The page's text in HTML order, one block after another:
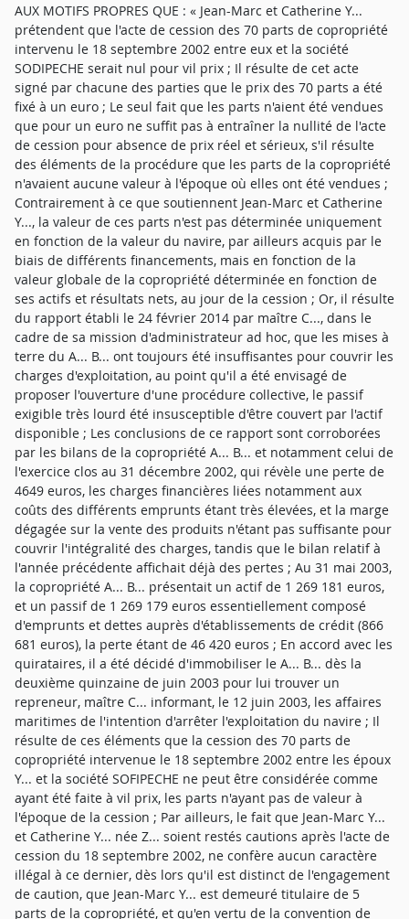
AUX MOTIFS PROPRES QUE : « Jean-Marc et Catherine Y...
prétendent que l'acte de cession des 70 parts de copropriété
intervenu le 18 septembre 2002 entre eux et la société
SODIPECHE serait nul pour vil prix ; Il résulte de cet acte
signé par chacune des parties que le prix des 70 parts a été
fixé à un euro ; Le seul fait que les parts n'aient été vendues
que pour un euro ne suffit pas à entraîner la nullité de l'acte
de cession pour absence de prix réel et sérieux, s'il résulte
des éléments de la procédure que les parts de la copropriété
n'avaient aucune valeur à l'époque où elles ont été vendues ;
Contrairement à ce que soutiennent Jean-Marc et Catherine
Y..., la valeur de ces parts n'est pas déterminée uniquement
en fonction de la valeur du navire, par ailleurs acquis par le
biais de différents financements, mais en fonction de la
valeur globale de la copropriété déterminée en fonction de
ses actifs et résultats nets, au jour de la cession ; Or, il résulte
du rapport établi le 24 février 2014 par maître C..., dans le
cadre de sa mission d'administrateur ad hoc, que les mises à
terre du A... B... ont toujours été insuffisantes pour couvrir les
charges d'exploitation, au point qu'il a été envisagé de
proposer l'ouverture d'une procédure collective, le passif
exigible très lourd été insusceptible d'être couvert par l'actif
disponible ; Les conclusions de ce rapport sont corroborées
par les bilans de la copropriété A... B... et notamment celui de
l'exercice clos au 31 décembre 2002, qui révèle une perte de
4649 euros, les charges financières liées notamment aux
coûts des différents emprunts étant très élevées, et la marge
dégagée sur la vente des produits n'étant pas suffisante pour
couvrir l'intégralité des charges, tandis que le bilan relatif à
l'année précédente affichait déjà des pertes ; Au 31 mai 2003,
la copropriété A... B... présentait un actif de 1 269 181 euros,
et un passif de 1 269 179 euros essentiellement composé
d'emprunts et dettes auprès d'établissements de crédit (866
681 euros), la perte étant de 46 420 euros ; En accord avec les
quirataires, il a été décidé d'immobiliser le A... B... dès la
deuxième quinzaine de juin 2003 pour lui trouver un
repreneur, maître C... informant, le 12 juin 2003, les affaires
maritimes de l'intention d'arrêter l'exploitation du navire ; Il
résulte de ces éléments que la cession des 70 parts de
copropriété intervenue le 18 septembre 2002 entre les époux
Y... et la société SOFIPECHE ne peut être considérée comme
ayant été faite à vil prix, les parts n'ayant pas de valeur à
l'époque de la cession ; Par ailleurs, le fait que Jean-Marc Y...
et Catherine Y... née Z... soient restés cautions après l'acte de
cession du 18 septembre 2002, ne confère aucun caractère
illégal à ce dernier, dès lors qu'il est distinct de l'engagement
de caution, que Jean-Marc Y... est demeuré titulaire de 5
parts de la copropriété, et qu'en vertu de la convention de